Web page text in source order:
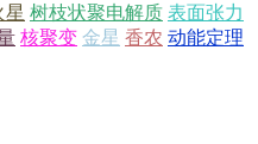
星 树枝状聚电解质 表面张力
核聚变 金星 香农 动能定理